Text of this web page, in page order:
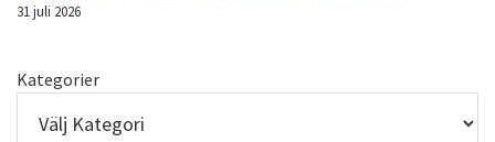
31 juli 2026
Kategorier